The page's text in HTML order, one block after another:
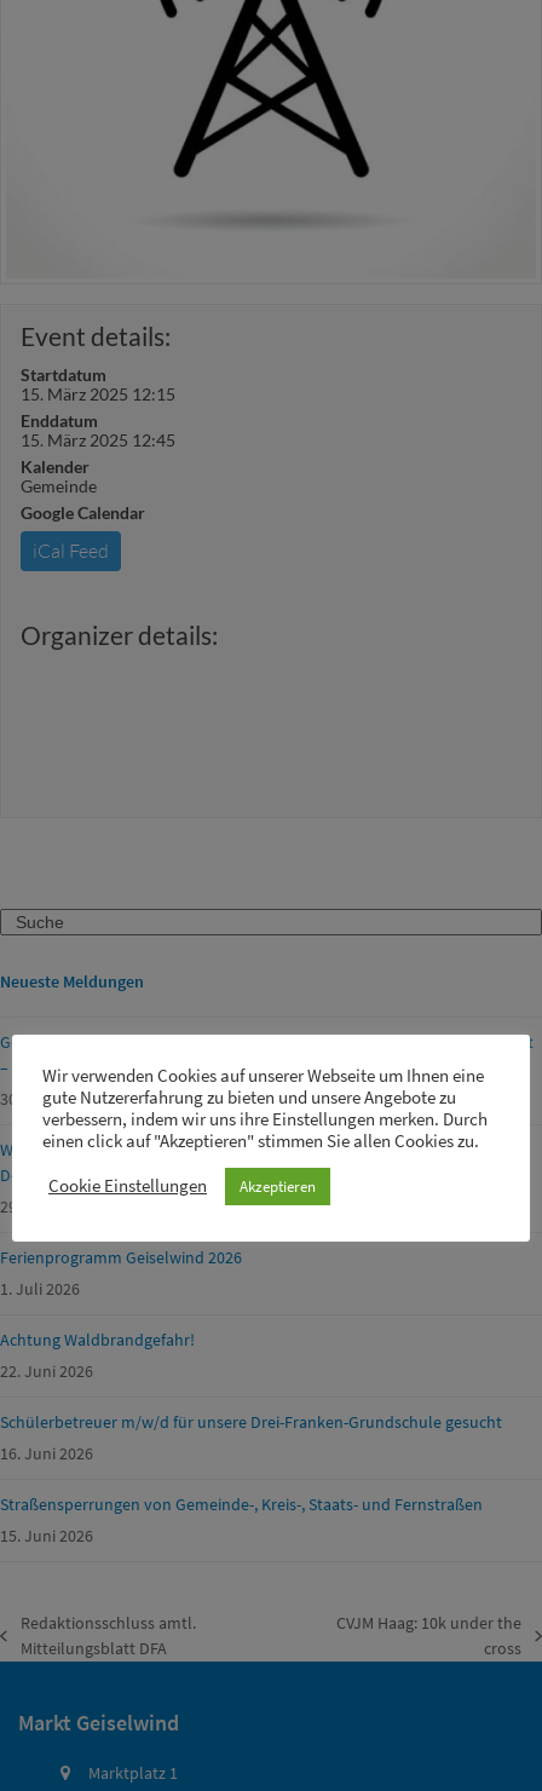
Event details:
Startdatum
15. März 2025 12:15
Enddatum
15. März 2025 12:45
Kalender
Gemeinde
Google Calendar
iCal Feed
Organizer details:
Search
Neueste Meldungen
Geänderte Öffnungszeiten der Entsorgungsanlagen am Mariä Himmelfahrt
– Kitzingen
30. Juli 2026
Wasserentnahme aus Gewässern, Bachläufen oder öffentlichen
Dorfbrunnen
29. Juli 2026
Ferienprogramm Geiselwind 2026
1. Juli 2026
Achtung Waldbrandgefahr!
22. Juni 2026
Schülerbetreuer m/w/d für unsere Drei-Franken-Grundschule gesucht
16. Juni 2026
Straßensperrungen von Gemeinde-, Kreis-, Staats- und Fernstraßen
15. Juni 2026
vorheriger
Redaktionsschluss amtl.
Mitteilungsblatt DFA
CVJM Haag: 10k under the
cross
Markt Geiselwind
Marktplatz 1
Wir verwenden Cookies auf unserer Webseite um Ihnen eine
gute Nutzererfahrung zu bieten und unsere Angebote zu
verbessern, indem wir uns ihre Einstellungen merken. Durch
einen click auf "Akzeptieren" stimmen Sie allen Cookies zu.
Cookie Einstellungen Akzeptieren